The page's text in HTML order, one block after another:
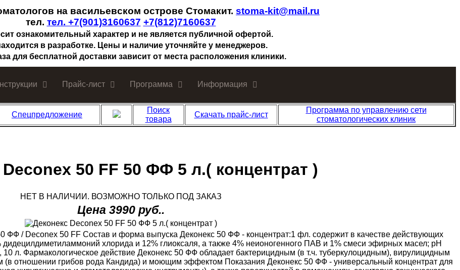
на васильевском острове Стомакит. stoma-kit@mail.ru
тел. тел. +7(901)3160637 +7(812)7160637
ознакомительный характер и не является публичной офертой.
в разработке. Цены и наличие уточняйте у менеджеров.
для бесплатной доставки зависит от места расположения клиники.
Прайс-лист Программа Информация
Спецпредложение
Поиск
товара
Скачать прайс-лист
Программа по управлению сети
стоматологических клиник
50 FF 50 ФФ 5 л.( концентрат )
НЕТ В НАЛИЧИИ. ВОЗМОЖНО ТОЛЬКО ПОД ЗАКАЗ
Цена 3990 руб..
ФФ / Deconex 50 FF Состав и форма выпуска Деконекс 50 ФФ - концентрат:1 фл. содержит в качестве действующих
дидецилдиметиламмоний хлорида и 12% глиоксаля, а также 4% неионогенного ПАВ и 1% смеси эфирных масел; рН
л. Фармакологическое действие Деконекс 50 ФФ обладает бактерицидным (в т.ч. туберкулоцидным), вирулицидным
(в отношении грибов рода Кандида) и моющим эффектом Показания Деконекс 50 ФФ - универсальный концентрат для